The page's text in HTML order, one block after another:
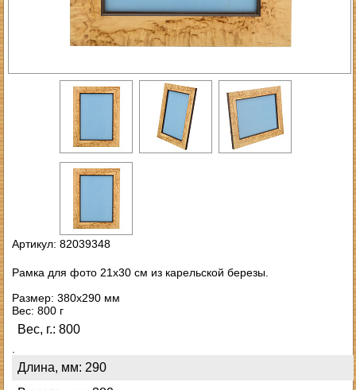
Артикул: 82039348
Рамка для фото 21х30 см из карельской березы.
Размер: 380х290 мм
Вес: 800 г
Вес, г.: 800
Длина, мм: 290